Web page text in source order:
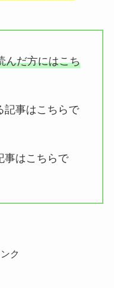
んだ方にはこち
記事はこちらで
事はこちらで
ク